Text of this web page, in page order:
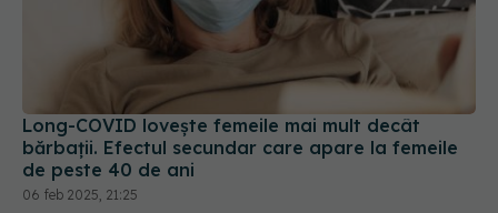
Long-COVID lovește femeile mai mult decât
bărbații. Efectul secundar care apare la femeile
de peste 40 de ani
06 feb 2025, 21:25